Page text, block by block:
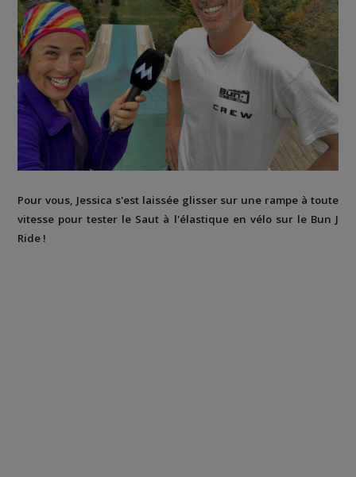
Pour vous, Jessica s'est laissée glisser sur une rampe à toute
vitesse pour tester le Saut à l'élastique en vélo sur le Bun J
Ride !